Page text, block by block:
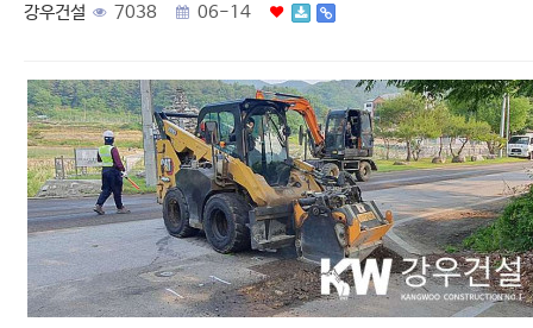
강우건설 7038 06-14